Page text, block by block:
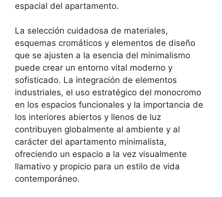
espacial del apartamento.
La selección cuidadosa de materiales,
esquemas cromáticos y elementos de diseño
que se ajusten a la esencia del minimalismo
puede crear un entorno vital moderno y
sofisticado. La integración de elementos
industriales, el uso estratégico del monocromo
en los espacios funcionales y la importancia de
los interiores abiertos y llenos de luz
contribuyen globalmente al ambiente y al
carácter del apartamento minimalista,
ofreciendo un espacio a la vez visualmente
llamativo y propicio para un estilo de vida
contemporáneo.